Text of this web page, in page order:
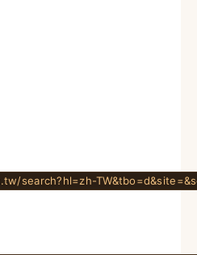
search?hl=zh-